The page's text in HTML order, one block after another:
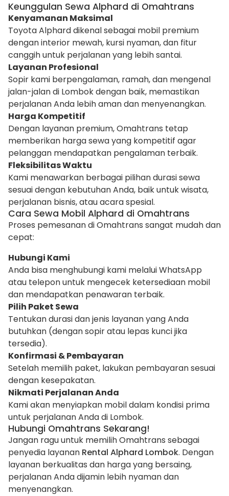
Keunggulan Sewa Alphard di Omahtrans
Kenyamanan Maksimal
Toyota Alphard dikenal sebagai mobil premium
dengan interior mewah, kursi nyaman, dan fitur
canggih untuk perjalanan yang lebih santai.
Layanan Profesional
Sopir kami berpengalaman, ramah, dan mengenal
jalan-jalan di Lombok dengan baik, memastikan
perjalanan Anda lebih aman dan menyenangkan.
Harga Kompetitif
Dengan layanan premium, Omahtrans tetap
memberikan harga sewa yang kompetitif agar
pelanggan mendapatkan pengalaman terbaik.
Fleksibilitas Waktu
Kami menawarkan berbagai pilihan durasi sewa
sesuai dengan kebutuhan Anda, baik untuk wisata,
perjalanan bisnis, atau acara spesial.
Cara Sewa Mobil Alphard di Omahtrans
Proses pemesanan di Omahtrans sangat mudah dan
cepat:
Hubungi Kami
Anda bisa menghubungi kami melalui WhatsApp
atau telepon untuk mengecek ketersediaan mobil
dan mendapatkan penawaran terbaik.
Pilih Paket Sewa
Tentukan durasi dan jenis layanan yang Anda
butuhkan (dengan sopir atau lepas kunci jika
tersedia).
Konfirmasi & Pembayaran
Setelah memilih paket, lakukan pembayaran sesuai
dengan kesepakatan.
Nikmati Perjalanan Anda
Kami akan menyiapkan mobil dalam kondisi prima
untuk perjalanan Anda di Lombok.
Hubungi Omahtrans Sekarang!
Jangan ragu untuk memilih Omahtrans sebagai
penyedia layanan Rental Alphard Lombok. Dengan
layanan berkualitas dan harga yang bersaing,
perjalanan Anda dijamin lebih nyaman dan
menyenangkan.